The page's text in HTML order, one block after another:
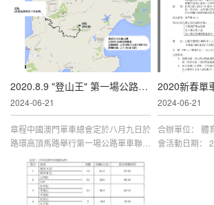
2020.8.9 "登山王" 第一場公路單車聯賽及爬山車登山賽
2024-06-21
章程中國澳門單車總會定於八月九日於
路環高頂馬路舉行第一場公路單車聯賽
及爬山車登山賽。比賽路線由高頂馬路
山腳之牌坊出發至媽祖像結束，開賽時
間為早上七時，第一組比賽為公路單車
各組別。爬山車為集體出發，按分組待
2020新春單
2024-06-21
合辦單位： 體育局、中國澳門單車總
會活動日期： 2020年1月27日 上午8